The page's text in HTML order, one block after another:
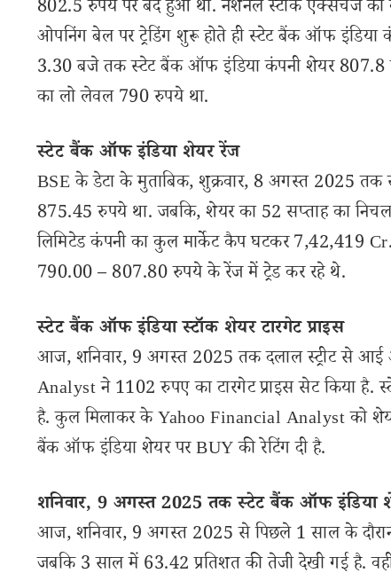
802.5 रुपये पर बंद हुआ था. नेशनल स्टॉक एक्सचेंज की
ओपनिंग बेल पर ट्रेडिंग शुरू होते ही स्टेट बैंक ऑफ
3.30 बजे तक स्टेट बैंक ऑफ इंडिया कंपनी शेयर 807.8
का लो लेवल 790 रुपये था.
स्टेट बैंक ऑफ इंडिया शेयर रेंज
BSE के डेटा के मुताबिक, शुक्रवार, 8 अगस्त 2025
875.45 रुपये था. जबकि, शेयर का 52 सप्ताह का
लिमिटेड कंपनी का कुल मार्केट कैप घटकर 7,42,419
790.00 – 807.80 रुपये के रेंज में ट्रेड कर रहे थे.
स्टेट बैंक ऑफ इंडिया स्टॉक शेयर टारगेट प्राइस
आज, शनिवार, 9 अगस्त 2025 तक दलाल स्ट्रीट से
Analyst ने 1102 रुपए का टारगेट प्राइस सेट किया
है. कुल मिलाकर के Yahoo Financial Analyst को
बैंक ऑफ इंडिया शेयर पर BUY की रेटिंग दी है.
शनिवार, 9 अगस्त 2025 तक स्टेट बैंक ऑफ इंडिया
आज, शनिवार, 9 अगस्त 2025 से पिछले 1 साल के
जबकि 3 साल में 63.42 प्रतिशत की तेजी देखी गई है.